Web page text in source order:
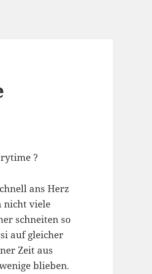
?
ans Herz
nicht viele
schneiten so
auf gleicher
Zeit aus
blieben.